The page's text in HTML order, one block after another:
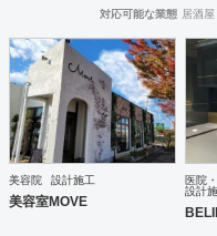
ております。 御予
タルにサポート致
いです。 施工例に
頂ければ御確認出
対応可能な業態 居酒屋
美容院 設計施工
美容室MOVE
医院
設計